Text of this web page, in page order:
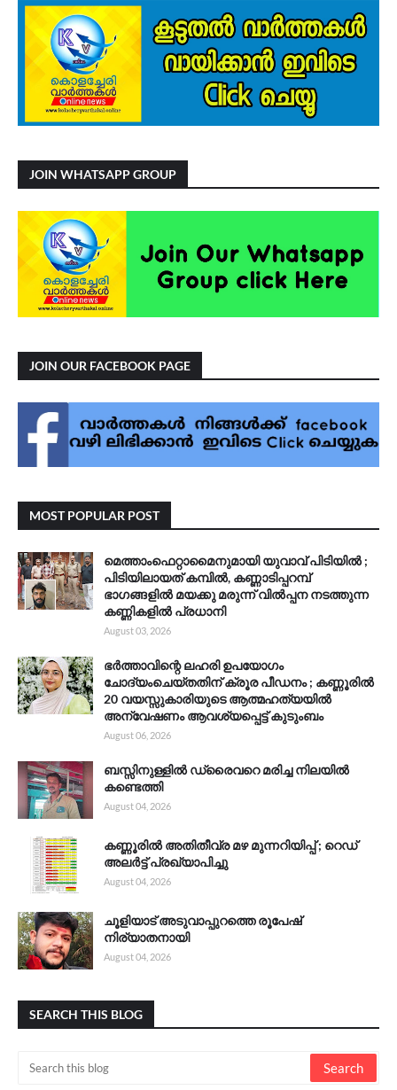
JOIN WHATSAPP GROUP
JOIN OUR FACEBOOK PAGE
MOST POPULAR POST
മെത്താംഫെറ്റാമൈനുമായി യുവാവ് പിടിയിൽ ;
പിടിയിലായത് കമ്പിൽ, കണ്ണാടിപ്പറമ്പ്
ഭാഗങ്ങളിൽ മയക്കു മരുന്ന് വിൽപ്പന നടത്തുന്ന
കണ്ണികളിൽ പ്രധാനി
August 03, 2026
ഭർത്താവിന്റെ ലഹരി ഉപയോഗം
ചോദ്യംചെയ്തതിന് ക്രൂര പീഡനം ; കണ്ണൂരിൽ
20 വയസ്സുകാരിയുടെ ആത്മഹത്യയിൽ
അന്വേഷണം ആവശ്യപ്പെട്ട് കുടുംബം
August 06, 2026
ബസ്സിനുള്ളിൽ ഡ്രൈവറെ മരിച്ച നിലയിൽ
കണ്ടെത്തി
August 04, 2026
കണ്ണൂരിൽ അതിതീവ്ര മഴ മുന്നറിയിപ്പ് ; റെഡ്
അലർട്ട് പ്രഖ്യാപിച്ചു
August 04, 2026
ചൂളിയാട് അടുവാപ്പുറത്തെ രൂപേഷ്
നിര്യാതനായി
August 04, 2026
SEARCH THIS BLOG